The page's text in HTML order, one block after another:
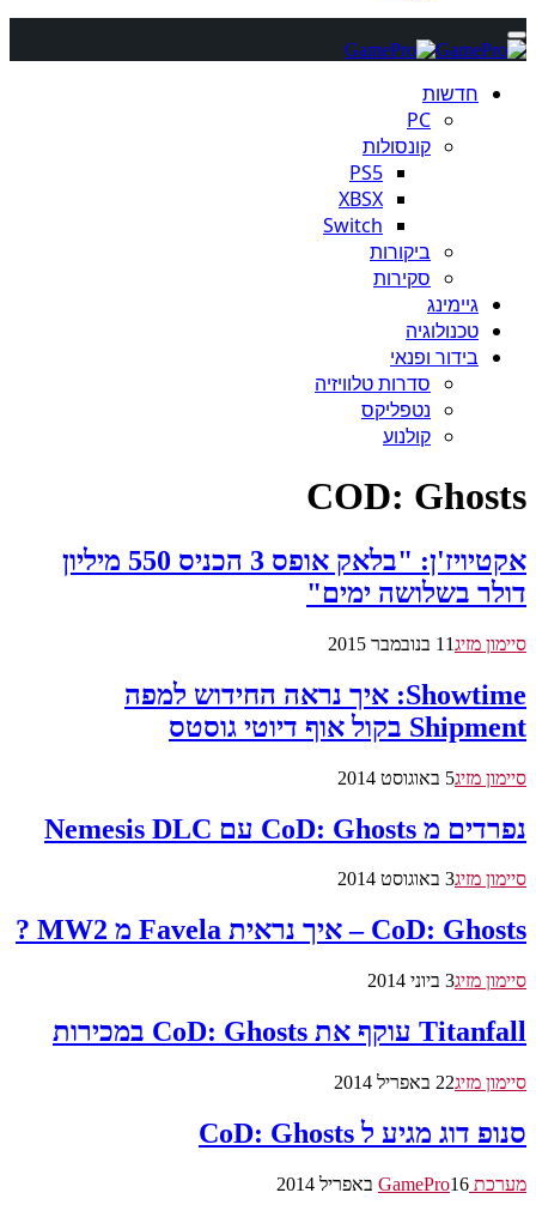
חדשות
PC
קונסולות
PS5
XBSX
Switch
ביקורות
סקירות
גיימינג
טכנולוגיה
בידור ופנאי
סדרות טלוויזיה
נטפליקס
קולנוע
COD: Ghosts
אקטיויז'ן: "בלאק אופס 3 הכניס 550 מיליון
דולר בשלושה ימים"
סיימון מזיג11 בנובמבר 2015
Showtime: איך נראה החידוש למפה
Shipment בקול אוף דיוטי גוסטס
סיימון מזיג5 באוגוסט 2014
נפרדים מ CoD: Ghosts עם Nemesis DLC
סיימון מזיג3 באוגוסט 2014
CoD: Ghosts – איך נראית Favela מ MW2 ?
סיימון מזיג3 ביוני 2014
Titanfall עוקף את CoD: Ghosts במכירות
סיימון מזיג22 באפריל 2014
סנופ דוג מגיע ל CoD: Ghosts
מערכת GamePro 16 באפריל 2014